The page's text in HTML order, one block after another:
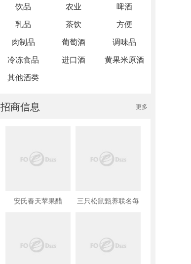
饮品
农业
啤酒
乳品
茶饮
方便
肉制品
葡萄酒
调味品
冷冻食品
进口酒
黄果米原酒
其他酒类
更多
招商信息
安氏春天苹果醋
三只松鼠甄养联名每